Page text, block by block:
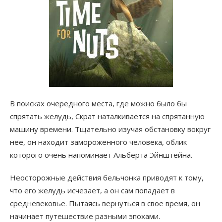
В поисках очередного места, где можно было бы
спрятать желудь, Скрат наталкивается на спрятанную
машину времени. Тщательно изучая обстановку вокруг
нее, он находит замороженного человека, облик
которого очень напоминает Альберта Эйнштейна.
Неосторожные действия бельчонка приводят к тому,
что его желудь исчезает, а он сам попадает в
средневековье. Пытаясь вернуться в свое время, он
начинает путешествие разными эпохами.